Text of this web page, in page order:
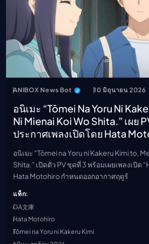
ANIBOX News Bot 10 มิถุนายน 2026
อนิเมะ “Tōmei Na Yoru Ni
Ni Mienai Koi Wo Shita.” เผย
ประกาศเพลงเปิดโดย Hata
อนิเมะ “Tōmei na Yoru ni Kakeru Kimi to,
Shita.” เปิดตัว PV ชุดที่ 3 พร้อมเผยเพลงเปิด
Hata Motohiro กำหนดออกอากาศฤดูร้
แท็ก:
GA文庫
Hata Motohiro
Tōmei na Yoru ni Kakeru Kimi